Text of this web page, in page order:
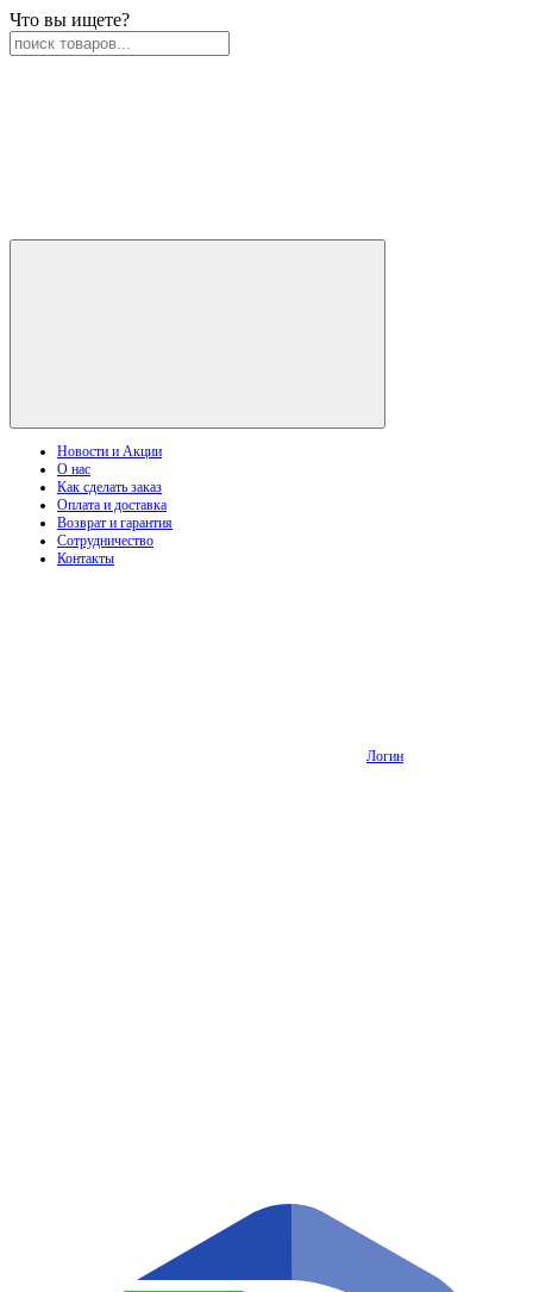
Что вы ищете?
Новости и Акции
О нас
Как сделать заказ
Оплата и доставка
Возврат и гарантия
Сотрудничество
Контакты
Логин